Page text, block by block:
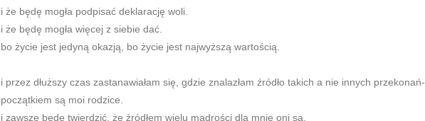
i że będę mogła podpisać deklarację woli.
i że będę mogła więcej z siebie dać.
bo życie jest jedyną okazją, bo życie jest najwyższą wartością.
i przez dłuższy czas zastanawiałam się, gdzie znalazłam źródło takich a nie innych
początkiem są moi rodzice.
i zawsze będę twierdzić, że źródłem wielu mądrości dla mnie oni są.